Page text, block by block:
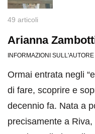
49 articoli
Arianna
INFORMAZIONI SULL'AUTORE
Ormai entrata negli
di fare, scoprire e
decennio fa. Nata a
precisamente a